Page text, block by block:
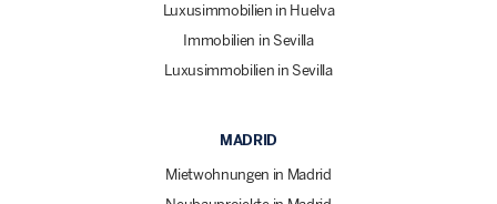
Luxusimmobilien in Huelva
Immobilien in Sevilla
Luxusimmobilien in Sevilla
MADRID
Mietwohnungen in Madrid